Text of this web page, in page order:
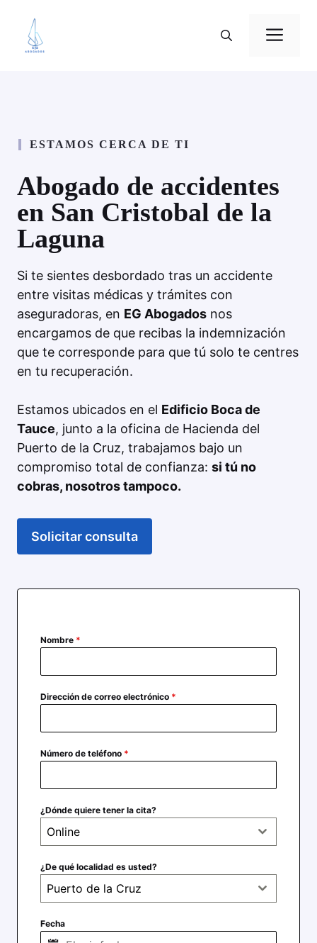
contenido
ESTAMOS CERCA DE TI
Abogado de accidentes
en San Cristobal de la
Laguna
Si te sientes desbordado tras un accidente
entre visitas médicas y trámites con
aseguradoras, en EG Abogados nos
encargamos de que recibas la indemnización
que te corresponde para que tú solo te centres
en tu recuperación.
Estamos ubicados en el Edificio Boca de
Tauce, junto a la oficina de Hacienda del
Puerto de la Cruz, trabajamos bajo un
compromiso total de confianza: si tú no
cobras, nosotros tampoco.
Solicitar consulta
Nombre *
Dirección de correo electrónico *
Número de teléfono *
¿Dónde quiere tener la cita?
Online
¿De qué localidad es usted?
Puerto de la Cruz
Fecha